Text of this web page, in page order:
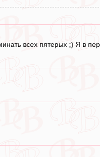
всех пятерых ;) Я в